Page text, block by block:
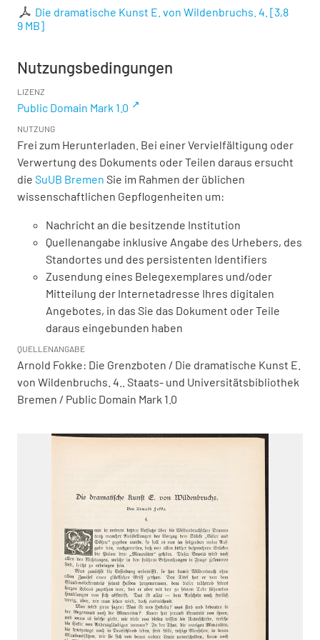
Die dramatische Kunst E. von Wildenbruchs. 4. [3,8
9 MB]
Nutzungsbedingungen
LIZENZ
Public Domain Mark 1.0
NUTZUNG
Frei zum Herunterladen. Bei einer Vervielfältigung oder
Verwertung des Dokuments oder Teilen daraus ersucht
die SuUB Bremen Sie im Rahmen der üblichen
wissenschaftlichen Gepflogenheiten um:
Nachricht an die besitzende Institution
Quellenangabe inklusive Angabe des Urhebers, des
Standortes und des persistenten Identifiers
Zusendung eines Belegexemplares und/oder
Mitteilung der Internetadresse Ihres digitalen
Angebotes, in das Sie das Dokument oder Teile
daraus eingebunden haben
QUELLENANGABE
Arnold Fokke: Die Grenzboten / Die dramatische Kunst E.
von Wildenbruchs. 4.. Staats- und Universitätsbibliothek
Bremen / Public Domain Mark 1.0